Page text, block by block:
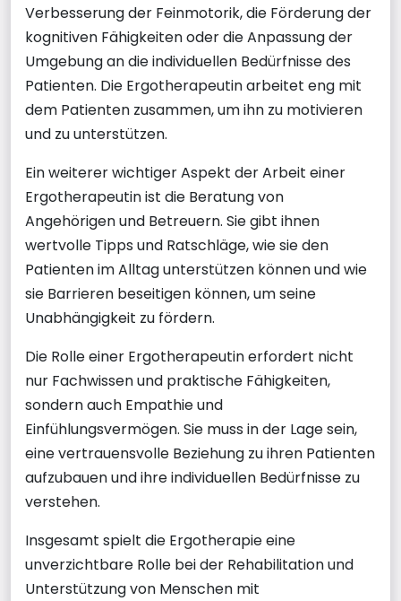
Verbesserung der Feinmotorik, die Förderung der
kognitiven Fähigkeiten oder die Anpassung der
Umgebung an die individuellen Bedürfnisse des
Patienten. Die Ergotherapeutin arbeitet eng mit
dem Patienten zusammen, um ihn zu motivieren
und zu unterstützen.
Ein weiterer wichtiger Aspekt der Arbeit einer
Ergotherapeutin ist die Beratung von
Angehörigen und Betreuern. Sie gibt ihnen
wertvolle Tipps und Ratschläge, wie sie den
Patienten im Alltag unterstützen können und wie
sie Barrieren beseitigen können, um seine
Unabhängigkeit zu fördern.
Die Rolle einer Ergotherapeutin erfordert nicht
nur Fachwissen und praktische Fähigkeiten,
sondern auch Empathie und
Einfühlungsvermögen. Sie muss in der Lage sein,
eine vertrauensvolle Beziehung zu ihren Patienten
aufzubauen und ihre individuellen Bedürfnisse zu
verstehen.
Insgesamt spielt die Ergotherapie eine
unverzichtbare Rolle bei der Rehabilitation und
Unterstützung von Menschen mit